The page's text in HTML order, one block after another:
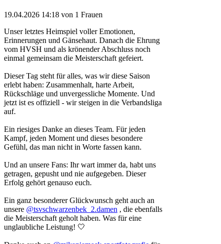
19.04.2026 14:18 von 1 Frauen
Unser letztes Heimspiel voller Emotionen,
Erinnerungen und Gänsehaut. Danach die Ehrung
vom HVSH und als krönender Abschluss noch
einmal gemeinsam die Meisterschaft gefeiert.
Dieser Tag steht für alles, was wir diese Saison
erlebt haben: Zusammenhalt, harte Arbeit,
Rückschläge und unvergessliche Momente. Und
jetzt ist es offiziell - wir steigen in die Verbandsliga
auf.
Ein riesiges Danke an dieses Team. Für jeden
Kampf, jeden Moment und dieses besondere
Gefühl, das man nicht in Worte fassen kann.
Und an unsere Fans: Ihr wart immer da, habt uns
getragen, gepusht und nie aufgegeben. Dieser
Erfolg gehört genauso euch.
Ein ganz besonderer Glückwunsch geht auch an
unsere @tsvschwarzenbek_2.damen , die ebenfalls
die Meisterschaft geholt haben. Was für eine
unglaubliche Leistung! 🤍